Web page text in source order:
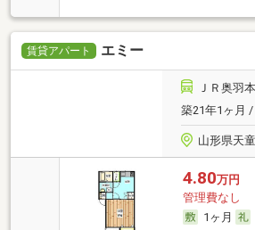
賃貸アパート エミー
ＪＲ奥羽
築21年1ヶ月 /
山形県天
4.80万円
管理費なし
1ヶ月